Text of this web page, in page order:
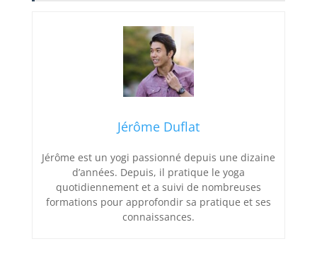
Jérôme Duflat
Jérôme est un yogi passionné depuis une dizaine
d’années. Depuis, il pratique le yoga
quotidiennement et a suivi de nombreuses
formations pour approfondir sa pratique et ses
connaissances.